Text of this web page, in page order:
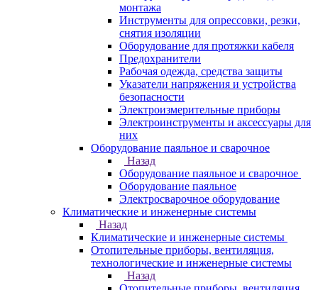
монтажа
Инструменты для опрессовки, резки,
снятия изоляции
Оборудование для протяжки кабеля
Предохранители
Рабочая одежда, средства защиты
Указатели напряжения и устройства
безопасности
Электроизмерительные приборы
Электроинструменты и аксессуары для
них
Оборудование паяльное и сварочное
Назад
Оборудование паяльное и сварочное
Оборудование паяльное
Электросварочное оборудование
Климатические и инженерные системы
Назад
Климатические и инженерные системы
Отопительные приборы, вентиляция,
технологические и инженерные системы
Назад